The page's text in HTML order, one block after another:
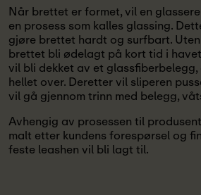
Når brettet er formet, vil en
en prosess som kalles glassing.
gjøre brettet hardt og surfbart.
brettet bli ødelagt på kort tid i
vil bli dekket av et
hellet over. Deretter vil sliperen
vil gå gjennom trinn med belegg,
Avhengig av prosessen til
malt etter kundens forespørsel og
feste leashen vil bli lagt til.